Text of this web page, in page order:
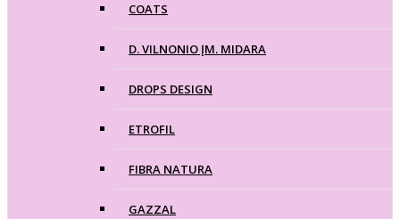
COATS
D. VILNONIO ĮM. MIDARA
DROPS DESIGN
ETROFIL
FIBRA NATURA
GAZZAL